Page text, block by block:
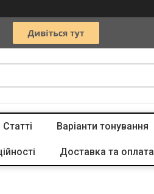
Статті Варіанти тонування
Доставка та оплата